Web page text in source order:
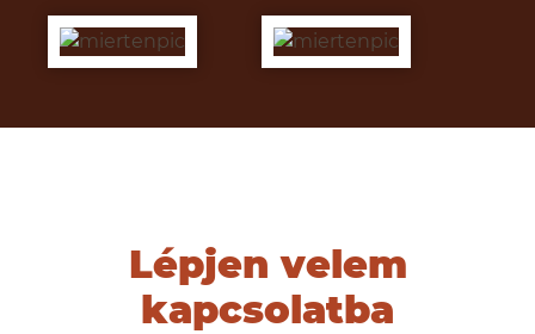
Lépjen velem
kapcsolatba